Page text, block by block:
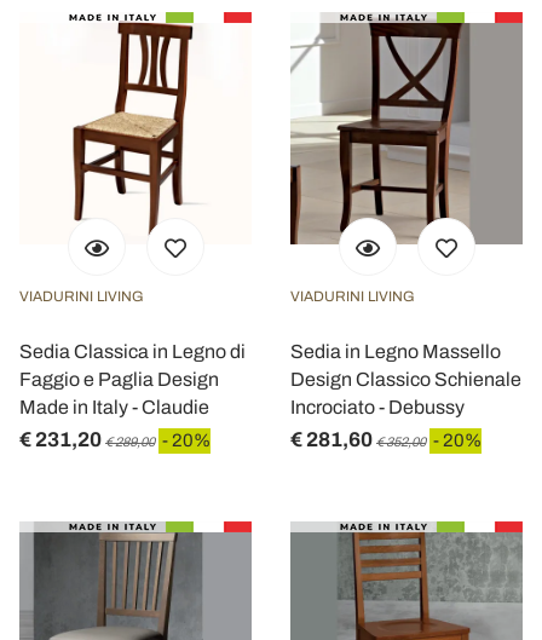
VIADURINI LIVING
Sedia Classica in Legno di
Faggio e Paglia Design
Made in Italy - Claudie
€ 231,20 € 289,00 - 20%
VIADURINI LIVING
Sedia in Legno Massello
Design Classico Schienale
Incrociato - Debussy
€ 281,60 € 352,00 - 20%